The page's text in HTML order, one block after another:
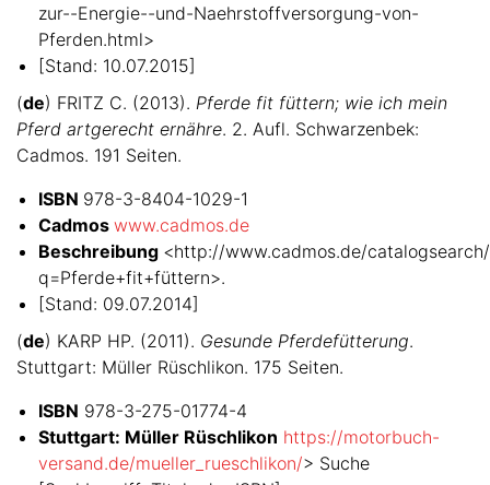
zur--Energie--und-Naehrstoffversorgung-von-
Pferden.html>
[Stand: 10.07.2015]
(de) FRITZ C. (2013). Pferde fit füttern; wie ich mein
Pferd artgerecht ernähre. 2. Aufl. Schwarzenbek:
Cadmos. 191 Seiten.
ISBN 978-3-8404-1029-1
Cadmos www.cadmos.de
Beschreibung <http://www.cadmos.de/
q=Pferde+fit+füttern>.
[Stand: 09.07.2014]
(de) KARP HP. (2011). Gesunde Pferdefütterung.
Stuttgart: Müller Rüschlikon. 175 Seiten.
ISBN 978-3-275-01774-4
Stuttgart: Müller Rüschlikon https://motorbuch-
versand.de/mueller_rueschlikon/> Suche